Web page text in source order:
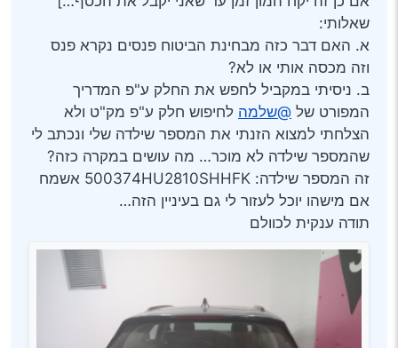
שאלותי:
א. האם דבר כזה מבחינת הביטוח פנסים נקרא פנס
וזה מכסה אותי או לא?
ב. ניסיתי במקביל לחפש את החלק ע"פ המדריך
המפורט של @שלמה לחיפוש חלק ע"פ מק"ט ולא
הצלחתי למצוא הזנתי את המספר שילדה שלי ונכתב לי
שהמספר שילדה לא מוכר… מה עושים במקרה כזה?
זה המספר שילדה: 500374HU2810SHHFK אשמח
אם מישהו יוכל לעזור לי גם בעיניין הזה…
תודה ענקית לכוולם